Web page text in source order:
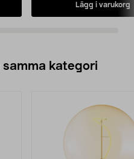
Lägg i varukorg
samma kategori